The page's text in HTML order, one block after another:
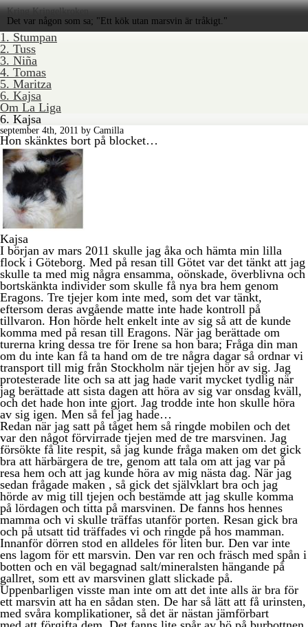
Kring Kringelkroken
Det var någon som sa; "Ett kök utan marsvin är tråkigt."
1. Stumpan
2. Tuss
3. Niña
4. Tomas
5. Maritza
6. Kajsa
Om La Liga
6. Kajsa
september 4th, 2011 by Camilla
Hon skänktes bort på blocket…
Kajsa
I början av mars 2011 skulle jag åka och hämta min lilla
flock i Göteborg. Med på resan till Götet var det tänkt att jag
skulle ta med mig några ensamma, oönskade, överblivna och
bortskänkta individer som skulle få nya bra hem genom
Eragons. Tre tjejer kom inte med, som det var tänkt,
eftersom deras avgående matte inte hade kontroll på
tillvaron. Hon hörde helt enkelt inte av sig så att de kunde
komma med på resan till Eragons. När jag berättade om
turerna kring dessa tre för Irene sa hon bara; Fråga din man
om du inte kan få ta hand om de tre några dagar så ordnar vi
transport till mig från Stockholm när tjejen hör av sig. Jag
protesterade lite och sa att jag hade varit mycket tydlig när
jag berättade att sista dagen att höra av sig var onsdag kväll,
och det hade hon inte gjort. Jag trodde inte hon skulle höra
av sig igen. Men så fel jag hade…
Redan när jag satt på tåget hem så ringde mobilen och det
var den något förvirrade tjejen med de tre marsvinen. Jag
försökte få lite respit, så jag kunde fråga maken om det gick
bra att härbärgera de tre, genom att tala om att jag var på
resa hem och att jag kunde höra av mig nästa dag. När jag
sedan frågade maken , så gick det självklart bra och jag
hörde av mig till tjejen och bestämde att jag skulle komma
på lördagen och titta på marsvinen. De fanns hos hennes
mamma och vi skulle träffas utanför porten. Resan gick bra
och på utsatt tid träffades vi och ringde på hos mamman.
Innanför dörren stod en alldeles för liten bur. Den var inte
ens lagom för ett marsvin. Den var ren och fräsch med spån i
botten och en väl begagnad salt/mineralsten hängande på
gallret, som ett av marsvinen glatt slickade på.
Uppenbarligen visste man inte om att det inte alls är bra för
ett marsvin att ha en sådan sten. De har så lätt att få urinsten,
med svåra komplikationer, så det är nästan jämförbart